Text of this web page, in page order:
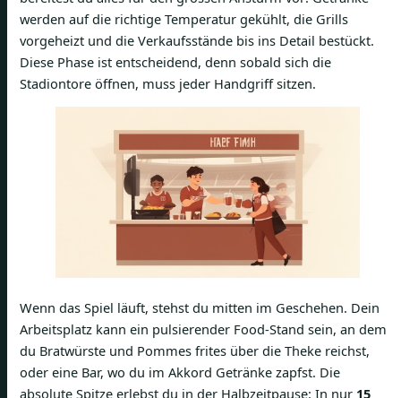
werden auf die richtige Temperatur gekühlt, die Grills
vorgeheizt und die Verkaufsstände bis ins Detail bestückt.
Diese Phase ist entscheidend, denn sobald sich die
Stadiontore öffnen, muss jeder Handgriff sitzen.
Wenn das Spiel läuft, stehst du mitten im Geschehen. Dein
Arbeitsplatz kann ein pulsierender Food-Stand sein, an dem
du Bratwürste und Pommes frites über die Theke reichst,
oder eine Bar, wo du im Akkord Getränke zapfst. Die
absolute Spitze erlebst du in der Halbzeitpause: In nur 15